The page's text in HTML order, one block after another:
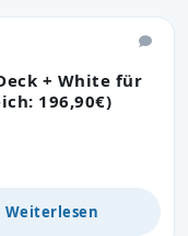
+ White für
196,90€)
Weiterlesen